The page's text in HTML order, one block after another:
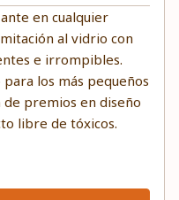
en cualquier
al vidrio con
e irrompibles.
los más pequeños
de premios en diseño
libre de tóxicos.